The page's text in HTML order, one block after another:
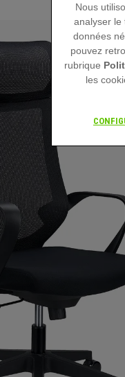
Nous
analyser le
données
pouvez
rubrique
les